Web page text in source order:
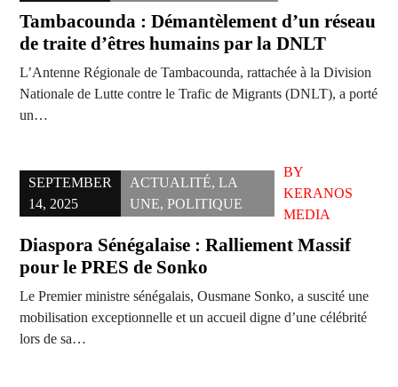
Tambacounda : Démantèlement d’un réseau
de traite d’êtres humains par la DNLT
L’Antenne Régionale de Tambacounda, rattachée à la Division
Nationale de Lutte contre le Trafic de Migrants (DNLT), a porté
un…
SEPTEMBER
14, 2025
ACTUALITÉ, LA
UNE, POLITIQUE
BY
KERANOS
MEDIA
Diaspora Sénégalaise : Ralliement Massif
pour le PRES de Sonko
Le Premier ministre sénégalais, Ousmane Sonko, a suscité une
mobilisation exceptionnelle et un accueil digne d’une célébrité
lors de sa…